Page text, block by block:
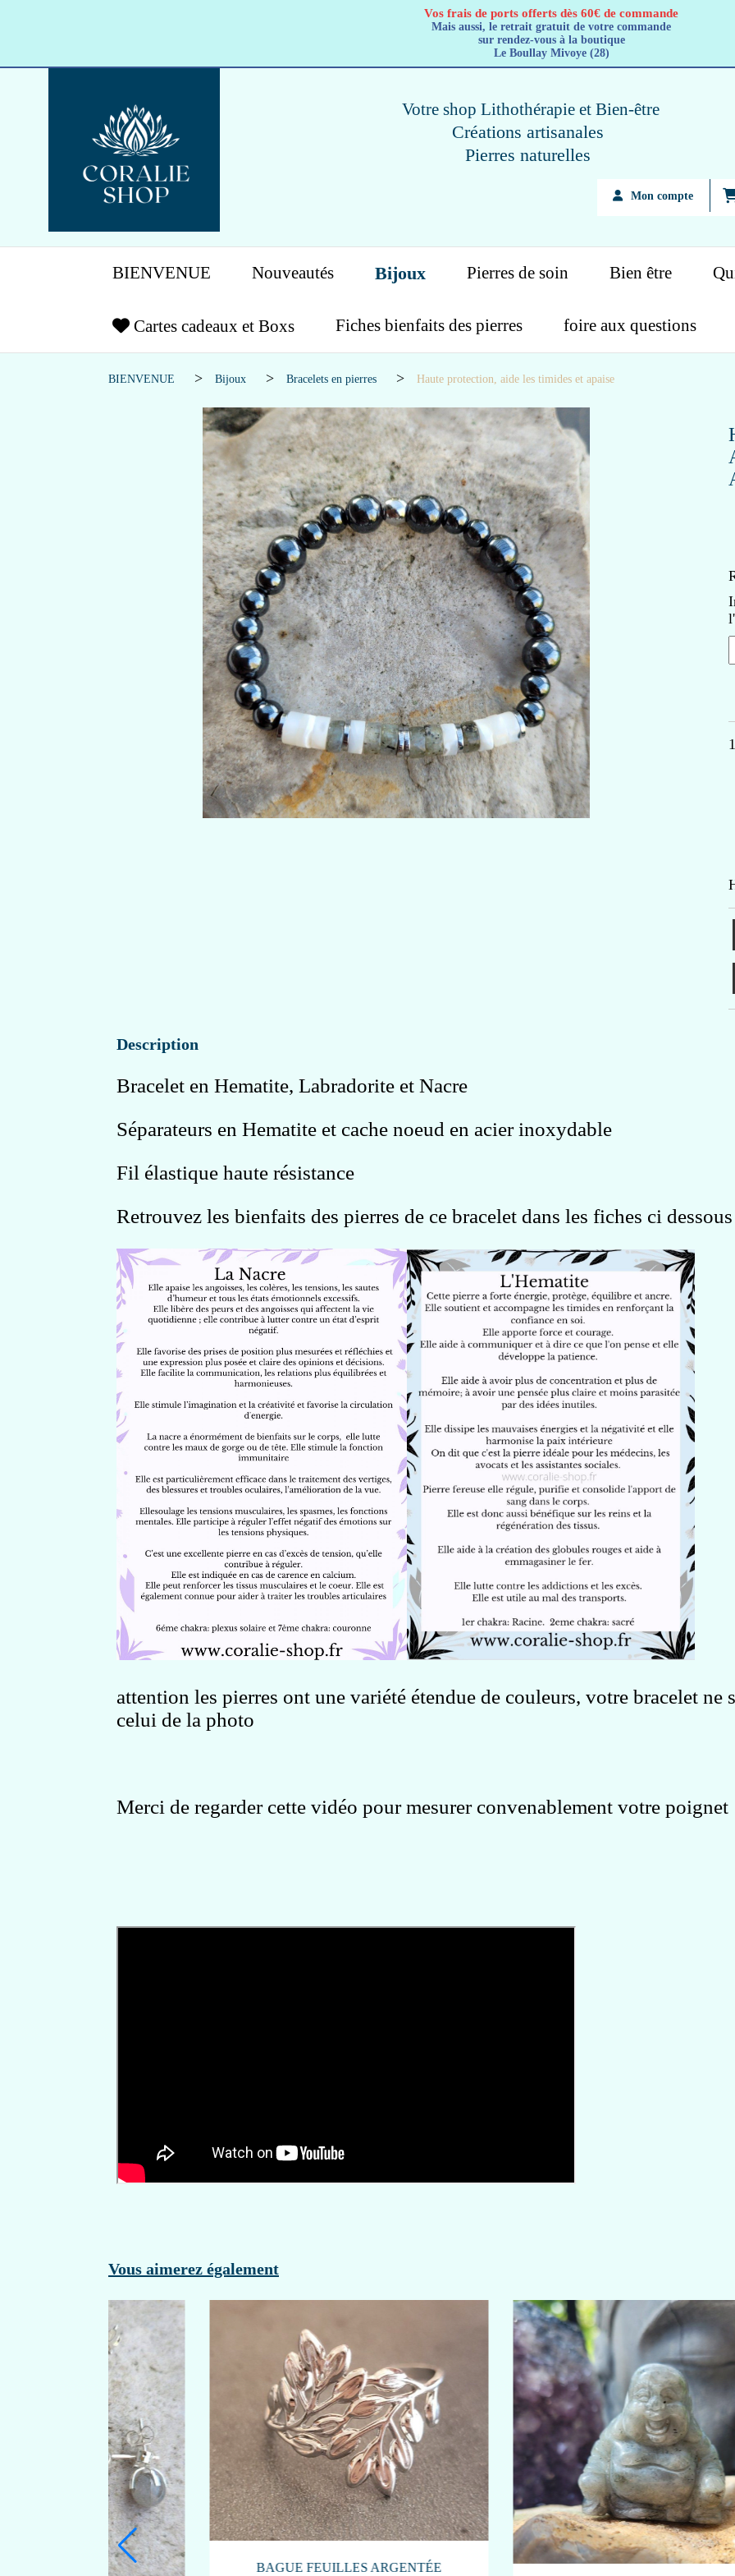
Vos frais de ports offerts dès 60€ de commande
Mais aussi, le retrait gratuit de votre commande
sur rendez-vous à la boutique
Le Boullay Mivoye (28)
Votre shop Lithothérapie et Bien-être
Créations artisanales
Pierres naturelles
Mon compte
BIENVENUE Nouveautés Bijoux Pierres de soin Bien être
Cartes cadeaux et Boxs Fiches bienfaits des pierres foire aux questions
BIENVENUE Bijoux Bracelets en pierres Haute protection, aide les timides et apaise
1
Description
Bracelet en Hematite, Labradorite et Nacre
Séparateurs en Hematite et cache noeud en acier inoxydable
Fil élastique haute résistance
Retrouvez les bienfaits des pierres de ce bracelet dans les fiches ci
attention les pierres ont une variété étendue de couleurs, votre bracelet ne
celui de la photo
Merci de regarder cette vidéo pour mesurer convenablement votre poignet
Vous aimerez également
-20 %
nouveau: La sodalite